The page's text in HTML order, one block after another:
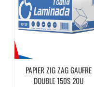
PAPIER ZIG ZAG GAUFRE
DOUBLE 150S 20U